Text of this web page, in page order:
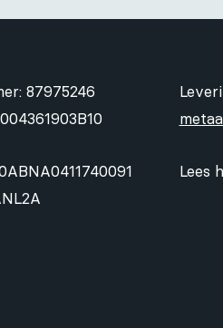
87975246
Lees